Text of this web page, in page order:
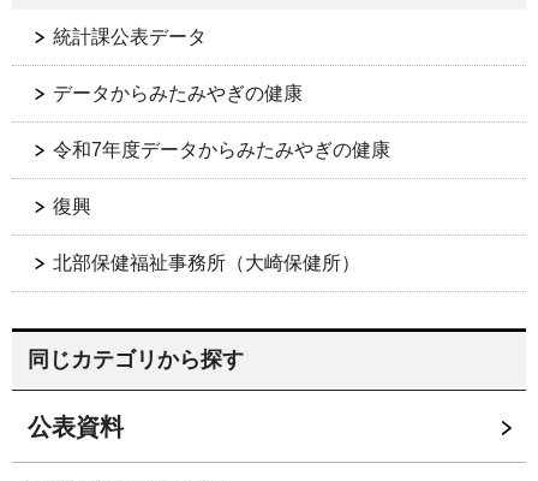
統計課公表データ
データからみたみやぎの健康
令和7年度データからみたみやぎの健康
復興
北部保健福祉事務所（大崎保健所）
同じカテゴリから探す
公表資料